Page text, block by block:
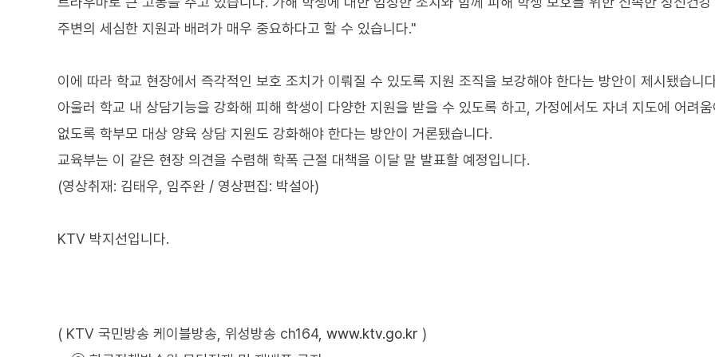
주변의 세심한 지원과 배려가 매우 중요하다고 할 수 있습니다."
이에 따라 학교 현장에서 즉각적인 보호 조치가 이뤄질 수 있도록 지원 조직을 보강해야 한다는 방안이 제시됐습니
아울러 학교 내 상담기능을 강화해 피해 학생이 다양한 지원을 받을 수 있도록 하고, 가정에서도 자녀 지도에 어려움
없도록 학부모 대상 양육 상담 지원도 강화해야 한다는 방안이 거론됐습니다.
교육부는 이 같은 현장 의견을 수렴해 학폭 근절 대책을 이달 말 발표할 예정입니다.
(영상취재: 김태우, 임주완 / 영상편집: 박설아)
KTV 박지선입니다.
( KTV 국민방송 케이블방송, 위성방송 ch164, www.ktv.go.kr )